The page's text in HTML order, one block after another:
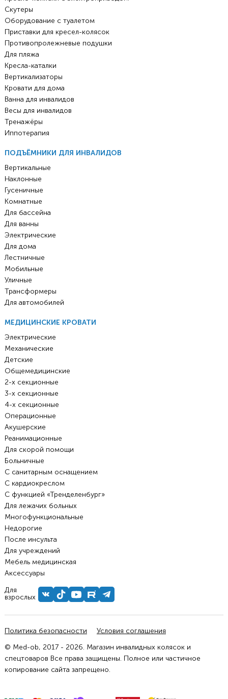
Скутеры
Оборудование с туалетом
Приставки для кресел-колясок
Противопролежневые подушки
Для пляжа
Кресла-каталки
Вертикализаторы
Кровати для дома
Ванна для инвалидов
Весы для инвалидов
Тренажёры
Иппотерапия
ПОДЪЁМНИКИ ДЛЯ ИНВАЛИДОВ
Вертикальные
Наклонные
Гусеничные
Комнатные
Для бассейна
Для ванны
Электрические
Для дома
Лестничные
Мобильные
Уличные
Трансформеры
Для автомобилей
МЕДИЦИНСКИЕ КРОВАТИ
Электрические
Механические
Детские
Общемедицинские
2-х секционные
3-х секционные
4-х секционные
Операционные
Акушерские
Реанимационные
Для скорой помощи
Больничные
С санитарным оснащением
С кардиокреслом
С функцией «Тренделенбург»
Для лежачих больных
Многофункциональные
Недорогие
После инсульта
Для учреждений
Мебель медицинская
Аксессуары
Для
взрослых
Политика безопасности
Условия соглашения
© Med-ob, 2017 - 2026. Магазин инвалидных колясок и
спецтоваров Все права защищены. Полное или частичное
копирование сайта запрещено.